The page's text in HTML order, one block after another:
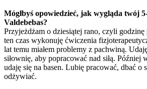
Mógłbyś opowiedzieć, jak wygląda twój
Valdebebas?
Przyjeżdżam o dziesiątej rano, czyli
ten czas wykonuję ćwiczenia
lat temu miałem problemy z pachwiną.
siłownię, aby popracować nad siłą. Później
udaję się na basen. Lubię pracować, dbać o
odżywiać.